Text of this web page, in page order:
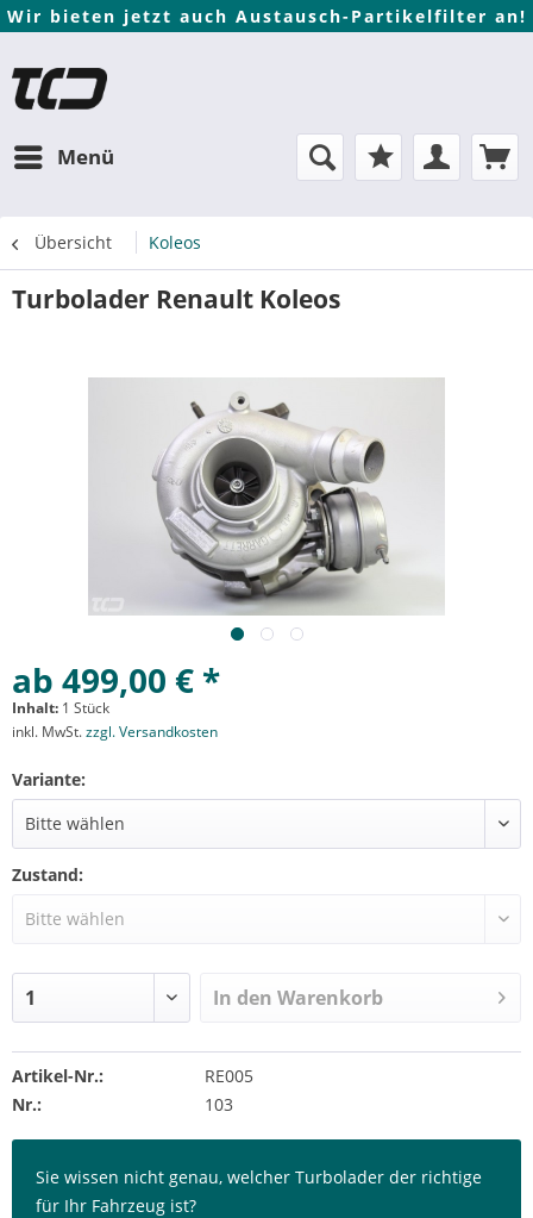
Wir bieten jetzt auch Austausch-Partikelfilter an!
Menü
Übersicht Koleos
Turbolader Renault Koleos
ab 499,00 € *
Inhalt: 1 Stück
inkl. MwSt.zzgl. Versandkosten
Variante:
Zustand:
In den Warenkorb
Artikel-Nr.:
RE005
Nr.:
103
Sie wissen nicht genau, welcher Turbolader der richtige
für Ihr Fahrzeug ist?